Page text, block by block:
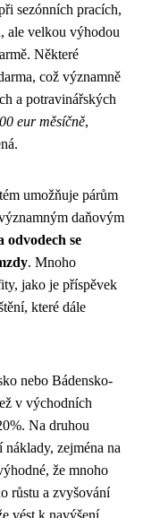
sezónních pracích,
ale velkou výhodou
Některé
což významně
a potravinářských
eur měsíčně,
umožňuje párům
daňovým
se
. Mnoho
jako je příspěvek
které dále
nebo Bádensko-
v východních
Na druhou
zejména na
že mnoho
růstu a zvyšování
vést k navýšení